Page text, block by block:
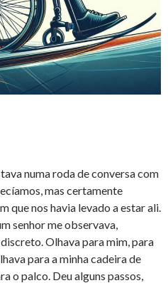
numa roda de conversa com
mas certamente
que nos havia levado a estar ali.
senhor me observava,
Olhava para mim, para
para a minha cadeira de
o palco. Deu alguns passos,